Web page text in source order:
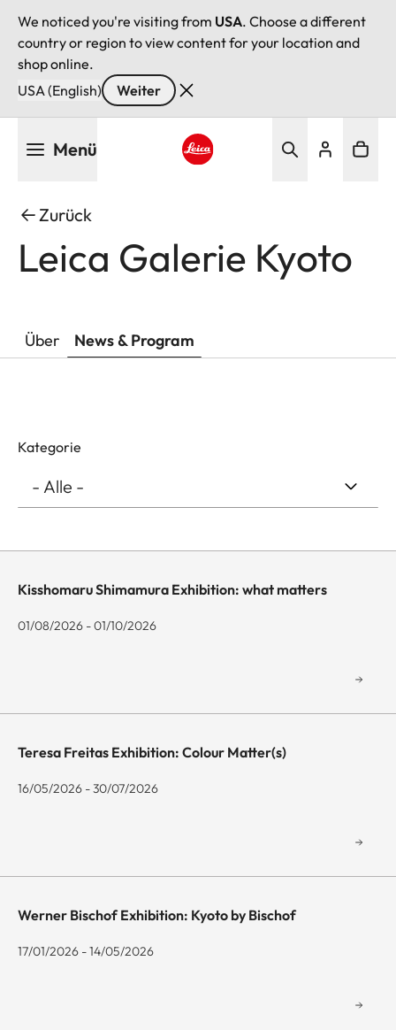
We noticed you're visiting from USA. Choose a different
country or region to view content for your location and
shop online.
USA (English)
Weiter
Menü
Zurück
Leica Galerie Kyoto
Über News & Program
Kategorie
Kisshomaru Shimamura Exhibition: what matters
01/08/2026 - 01/10/2026
Teresa Freitas Exhibition: Colour Matter(s)
16/05/2026 - 30/07/2026
Werner Bischof Exhibition: Kyoto by Bischof
17/01/2026 - 14/05/2026